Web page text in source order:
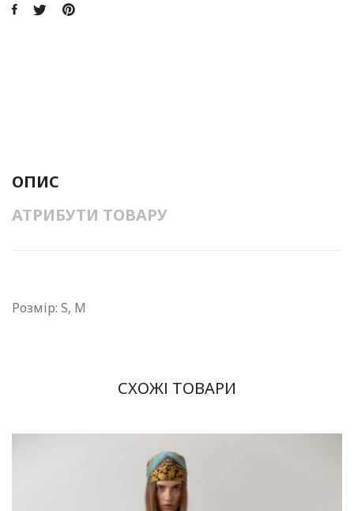
ОПИС
АТРИБУТИ ТОВАРУ
Розмір: S, M
СХОЖІ ТОВАРИ